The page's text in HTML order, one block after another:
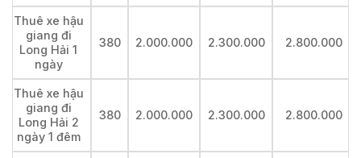
Thuê xe hậu
giang đi
Long Hải 1
ngày
380 2.000.000 2.300.000 2.800.000
Thuê xe hậu
giang đi
Long Hải 2
ngày 1 đêm
380 2.000.000 2.300.000 2.800.000